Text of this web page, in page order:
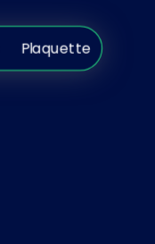
Plaquette
Plaquette